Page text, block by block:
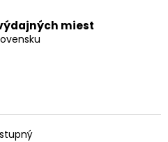
miest